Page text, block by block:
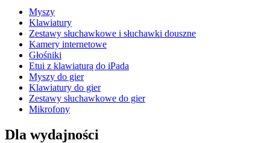
Myszy
Klawiatury
Zestawy słuchawkowe i słuchawki douszne
Kamery internetowe
Głośniki
Etui z klawiaturą do iPada
Myszy do gier
Klawiatury do gier
Zestawy słuchawkowe do gier
Mikrofony
Dla wydajności